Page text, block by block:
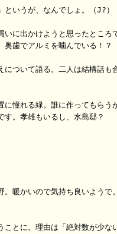
というが、なんでしょ。（J?）
いに出かけようと思ったところ
奥歯でアルミを噛んでいる！？
について語る。二人は結構話も
に憧れる緑。誰に作ってもらう
す。孝雄もいるし、水島邸？
。暖かいので気持ち良いようで
ことに。理由は「絶対数が少な